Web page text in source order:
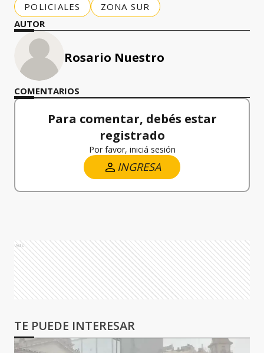
POLICIALES
ZONA SUR
AUTOR
Rosario Nuestro
COMENTARIOS
Para comentar, debés estar
registrado
Por favor, iniciá sesión
INGRESA
Ads
TE PUEDE INTERESAR